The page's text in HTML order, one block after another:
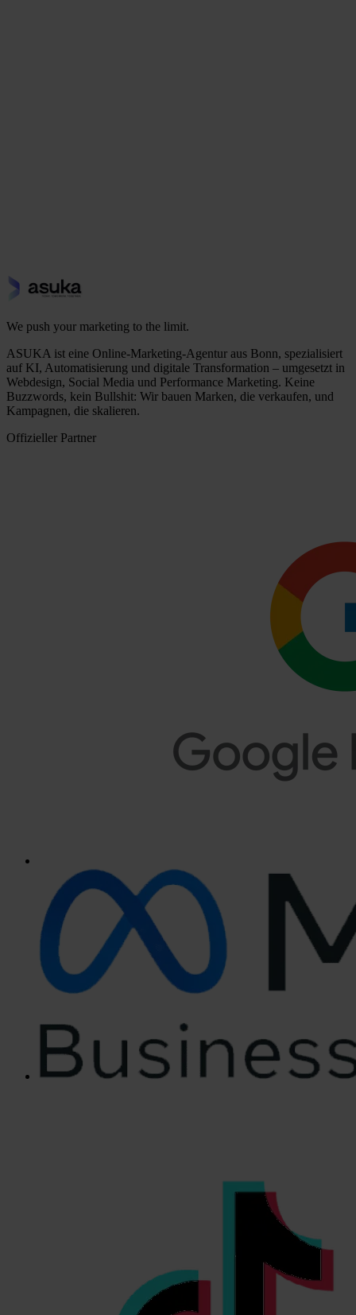
We push your marketing to the limit.
ASUKA ist eine Online-Marketing-Agentur aus Bonn, spezialisiert
auf KI, Automatisierung und digitale Transformation – umgesetzt in
Webdesign, Social Media und Performance Marketing. Keine
Buzzwords, kein Bullshit: Wir bauen Marken, die verkaufen, und
Kampagnen, die skalieren.
Offizieller Partner